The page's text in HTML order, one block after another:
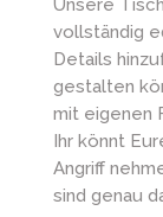
Unsere
vollständig
Details
gestalten
mit eigenen
Ihr könnt
Angriff
sind genau